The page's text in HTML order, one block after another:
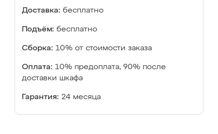
Доставка: бесплатно
Подъём: бесплатно
Сборка: 10% от стоимости заказа
Оплата: 10% предоплата, 90% после
доставки шкафа
Гарантия: 24 месяца